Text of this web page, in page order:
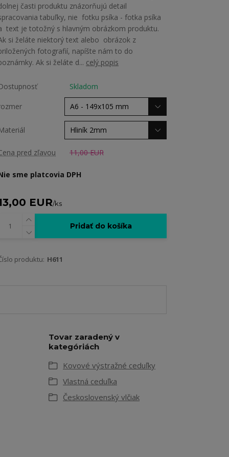
časti produktu znázorňujú detail
tabuľky, nie fotku psíka - fotka psíka
text je totožný s hlavným obrázkom produktu.
si želáte niektorý text alebo obrázok z
fotografií, napíšte nám to do
Ak si želáte d... celý popis
Skladom
pred zľavou 11,00 EUR
sme platcovia DPH
EUR/ks
Pridať do košíka
produktu: H611
Tovar zaradený v
kategóriách
Kovové výstražné ceduľky
Vlastná ceduľka
Československý vlčiak